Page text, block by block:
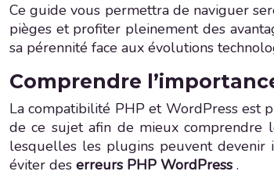
Ce guide vous permettra de naviguer
pièges et profiter pleinement des
sa pérennité face aux évolutions
Comprendre
La compatibilité PHP et WordPress est
de ce sujet afin de mieux comprendre
lesquelles les plugins peuvent devenir
éviter des erreurs PHP WordPress .